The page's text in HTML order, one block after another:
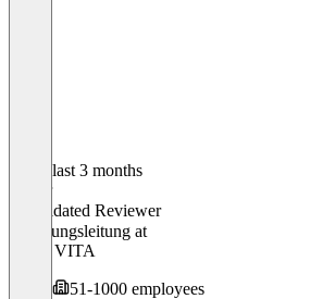
In the last 3 months
Validated Reviewer
Abteilungsleitung at
VILA VITA
51-1000 employees